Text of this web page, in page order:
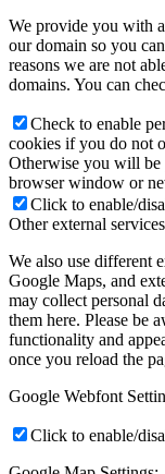
We provide you with
our domain so you
reasons we are not
domains. You can
Check to enable
cookies if you do not
Otherwise you will be
browser window or
Click to enable/
Other external services
We also use different
Google Maps, and
may collect personal
them here. Please be
functionality and
once you reload the
Google Webfont
Click to enable/